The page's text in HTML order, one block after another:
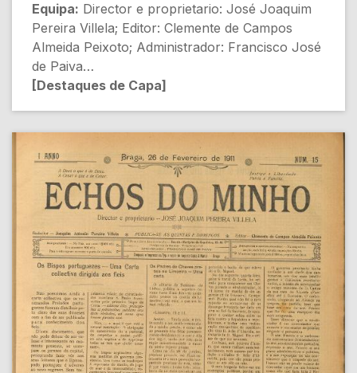
Equipa: Director e proprietario: José Joaquim
Pereira Villela; Editor: Clemente de Campos
Almeida Peixoto; Administrador: Francisco José
de Paiva
[Destaques de Capa]
- O PROXIMO ECLIPSE TOTAL DO SOL
[Ciência]
- NOTAS DE ACTUALIDADE: O registo civil
[Sociedade]
[Conteúdo Gerado por Inteligência Artificial,
pode conter erros]